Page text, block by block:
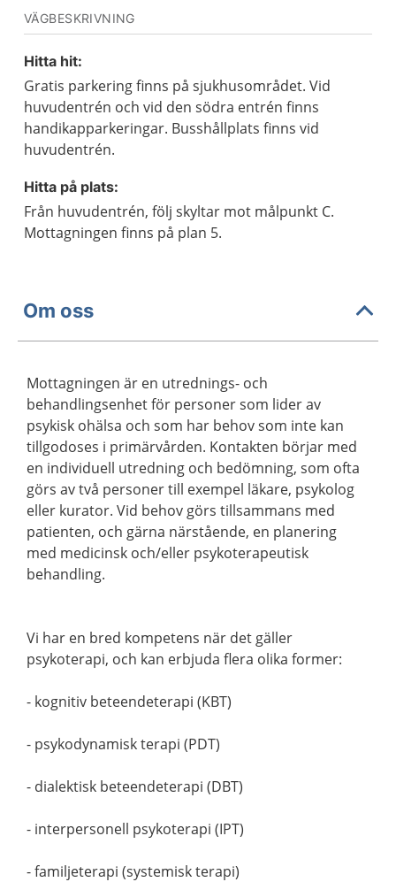
VÄGBESKRIVNING
Hitta hit:
Gratis parkering finns på sjukhusområdet. Vid
huvudentrén och vid den södra entrén finns
handikapparkeringar. Busshållplats finns vid
huvudentrén.
Hitta på plats:
Från huvudentrén, följ skyltar mot målpunkt C.
Mottagningen finns på plan 5.
Om oss
Mottagningen är en utrednings- och
behandlingsenhet för personer som lider av
psykisk ohälsa och som har behov som inte kan
tillgodoses i primärvården. Kontakten börjar med
en individuell utredning och bedömning, som ofta
görs av två personer till exempel läkare, psykolog
eller kurator. Vid behov görs tillsammans med
patienten, och gärna närstående, en planering
med medicinsk och/eller psykoterapeutisk
behandling.
Vi har en bred kompetens när det gäller
psykoterapi, och kan erbjuda flera olika former:
- kognitiv beteendeterapi (KBT)
- psykodynamisk terapi (PDT)
- dialektisk beteendeterapi (DBT)
- interpersonell psykoterapi (IPT)
- familjeterapi (systemisk terapi)